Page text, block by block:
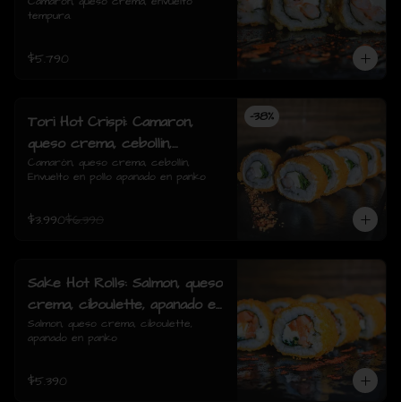
tempura.
$5.790
-38%
Tori Hot Crispi: Camaron,
queso crema, cebollin,
Envuelto en pollo apanado en
panko
Camarón, queso crema, cebollín,
Envuelto en pollo apanado en panko
$3.990$6.390
Sake Hot Rolls: Salmon, queso
crema, ciboulette, apanado en
panko
Salmon, queso crema, ciboulette,
apanado en panko
$5.390